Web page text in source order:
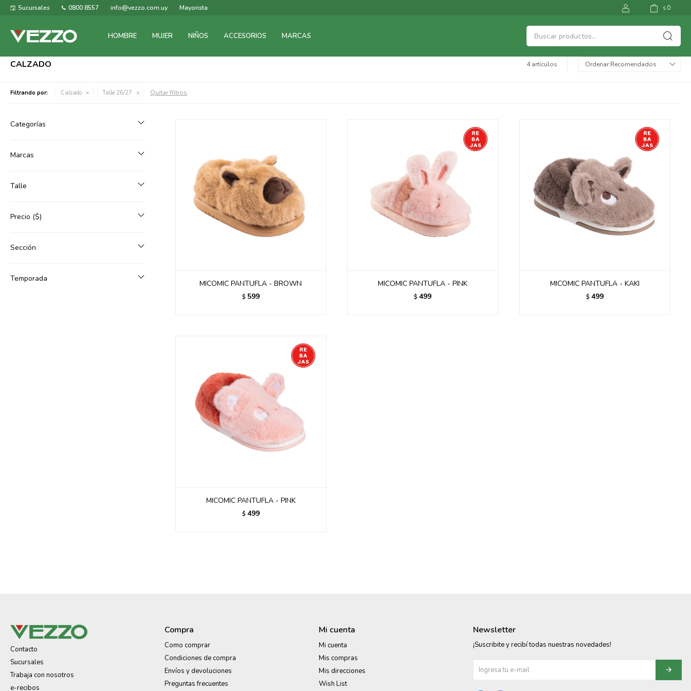
HOMBRE MUJER NIÑOS ACCESORIOS MARCAS
$ 0
Sucursales 0800 8557 info@vezzo.com.uy Mayorista
CALZADO 4 artículos Recomendados
Filtrando por: Calzado Talle 26/27 Quitar filtros
MICOMIC PANTUFLA - BROWN
$ 599
MICOMIC PANTUFLA - PINK
$ 499
MICOMIC PANTUFLA - KAKI
$ 499
MICOMIC PANTUFLA - PINK
$ 499
Categorías
Marcas
Talle
Precio ($)
Sección
Temporada
Contacto
Sucursales
Trabaja con nosotros
e-recibos
Compra
Como comprar
Condiciones de compra
Envíos y devoluciones
Preguntas frecuentes
Mi cuenta
Mi cuenta
Mis compras
Mis direcciones
Wish List
Newsletter
¡Suscribite y recibí todas nuestras novedades!